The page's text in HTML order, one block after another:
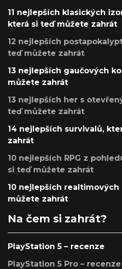
11 nejlepších klasických
která si teď můžete zahrát
12 nejlepších
teď můžete zahrát
13 nejlepších gaučových
můžete zahrát
13 nejlepších her s
teď můžete zahrát
14 nejlepších survivalů,
zahrát
10 nejlepších RPG z
si teď můžete zahrát
10 nejlepších
můžete zahrát
Na čem si zahrát?
PlayStation 5 – recenze
PlayStation 5 Pro –